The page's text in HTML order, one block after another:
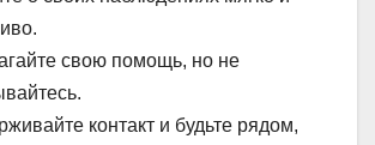
свою помощь, но не
контакт и будьте рядом,